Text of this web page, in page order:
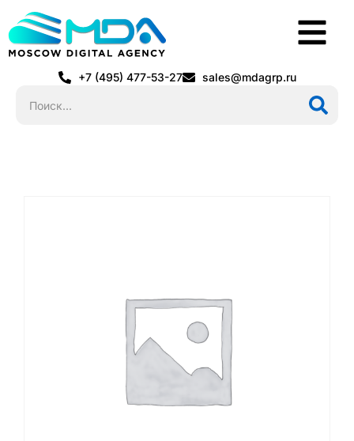
+7 (495) 477-53-27 sales@mdagrp.ru